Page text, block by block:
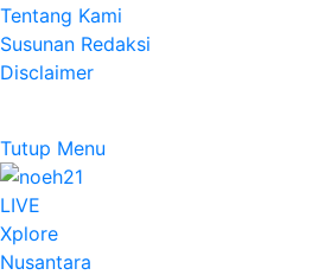
Tentang Kami
Susunan Redaksi
Disclaimer
Tutup Menu
LIVE
Xplore
Nusantara